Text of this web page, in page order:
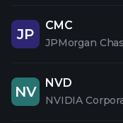
JP
CMC
JPMorgan
NV
NVD
NVIDIA